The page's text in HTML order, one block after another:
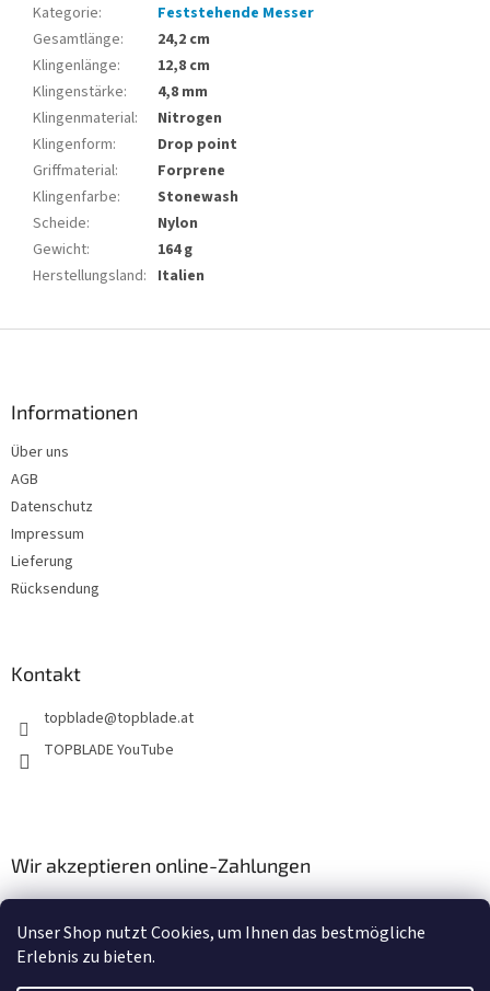
Unser Shop nutzt Cookies, um Ihnen das bestmögliche
Erlebnis zu bieten.
Kategorie:
Feststehende Messer
Gesamtlänge:
24,2 cm
Klingenlänge:
12,8 cm
Klingenstärke:
4,8 mm
Klingenmaterial:
Nitrogen
Klingenform:
Drop point
Griffmaterial:
Forprene
Klingenfarbe:
Stonewash
Scheide:
Nylon
Gewicht:
164 g
Herstellungsland: Italien
Informationen
Über uns
AGB
Datenschutz
Impressum
Lieferung
Rücksendung
Kontakt
topblade@topblade.at
TOPBLADE YouTube
Wir akzeptieren online-Zahlungen